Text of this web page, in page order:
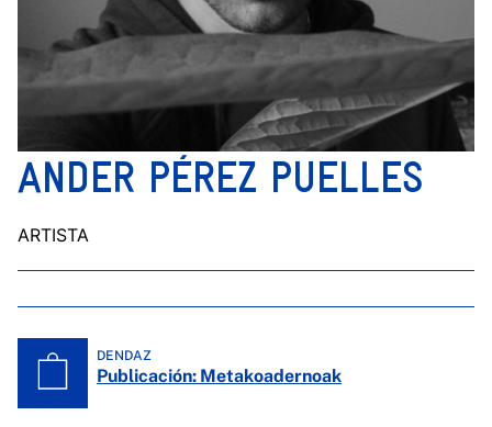
ANDER PÉREZ PUELLES
ARTISTA
DENDAZ
Publicación: Metakoadernoak